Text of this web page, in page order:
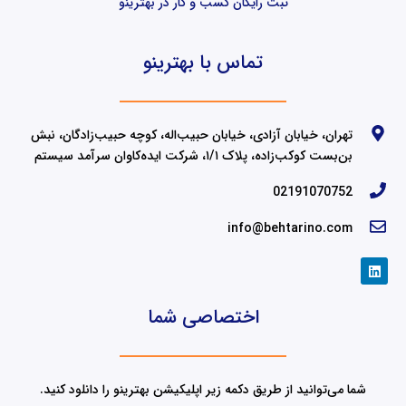
تماس با بهترینو
تهران، خیابان آزادی، خیابان حبیب‌اله، کوچه حبیب‌زادگان، نبش
بن‌بست کوکب‌زاده، پلاک ۱/۱، شرکت ایده‌کاوان سرآمد سیستم
02191070752
info@behtarino.com
L
i
n
اختصاصی شما
شما می‌توانید از طریق دکمه زیر اپلیکیشن بهترینو را دانلود کنید.